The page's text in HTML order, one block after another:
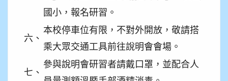
國小，報名研習。
六、
本校停車位有限，不對外開放，敬請搭
乘大眾交通工具前往說明會會場。
七、
參與說明會研習者請戴口罩，並配合人